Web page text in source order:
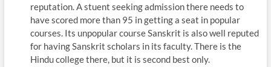
reputation. A stuent seeking admission there needs to
have scored more than 95 in getting a seat in popular
courses. Its unpopular course Sanskrit is also well reputed
for having Sanskrit scholars in its faculty. There is the
Hindu college there, but it is second best only.